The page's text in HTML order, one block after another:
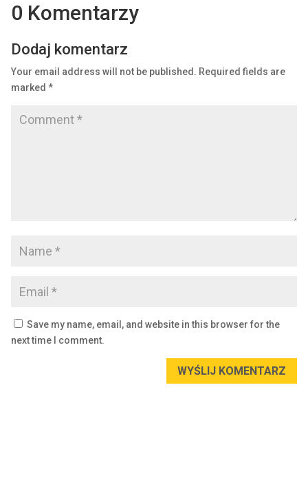
0 Komentarzy
Dodaj komentarz
Your email address will not be published. Required fields are
marked *
Save my name, email, and website in this browser for the
next time I comment.
WYŚLIJ KOMENTARZ